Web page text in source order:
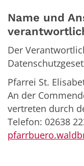
Name und
Der
Pfarrei St.
An der
vertreten durch
Telefon: 02638